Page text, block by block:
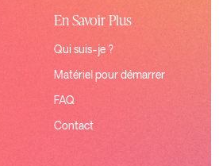
En Savoir Plus
Qui suis-je ?
Matériel pour démarrer
FAQ
Contact